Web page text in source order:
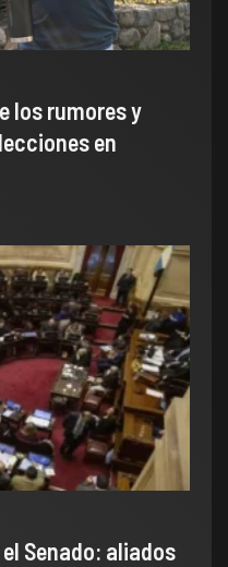
los rumores y
en
Senado: aliados